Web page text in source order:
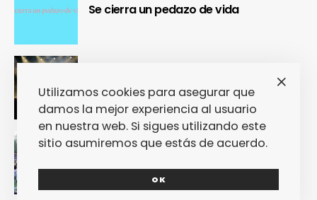
Se cierra un pedazo de vida
OUR Fest 2024 convirtió a Ourense en
la capital del Cool Britannia
Nuestra crónica confirma que Paredes
un Couraíso
Utilizamos cookies para asegurar que
damos la mejor experiencia al usuario
en nuestra web. Si sigues utilizando este
sitio asumiremos que estás de acuerdo.
OK